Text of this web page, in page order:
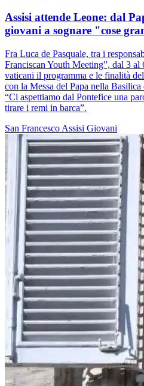
Assisi attende Leone: dal
giovani a sognare "cose
Fra Luca de Pasquale, tra i
Franciscan Youth Meeting”, dal 3 al
vaticani il programma e le finalità
con la Messa del Papa nella
“Ci aspettiamo dal Pontefice una
tirare i remi in barca”.
San Francesco Assisi Giovani